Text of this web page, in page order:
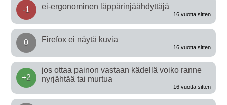
-1 ei-ergonominen läppärinjäähdyttäjä
16 vuotta sitten
0 Firefox ei näytä kuvia
16 vuotta sitten
+2
jos ottaa painon vastaan kädellä voiko ranne
nyrjähtää tai murtua
16 vuotta sitten